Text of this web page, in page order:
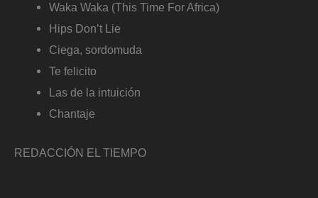
Waka Waka (This Time For Africa)
Hips Don’t Lie
Ciega, sordomuda
Te felicito
Las de la intuición
Chantaje
REDACCIÓN EL TIEMPO